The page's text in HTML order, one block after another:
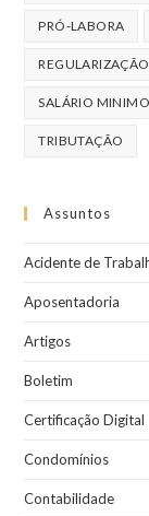
PRÓ-LABORA
SALÁRIO MINIMO
TRIBUTAÇÃO
Assuntos
Acidente de
Aposentadoria
Artigos
Boletim
Certificação Digital
Condomínios
Contabilidade